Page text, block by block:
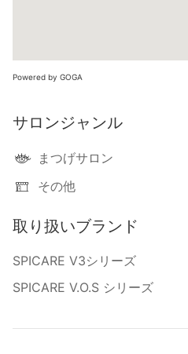
Powered by GOGA
サロンジャンル
まつげサロン
その他
取り扱いブランド
SPICARE V3シリーズ
SPICARE V.O.S シリーズ